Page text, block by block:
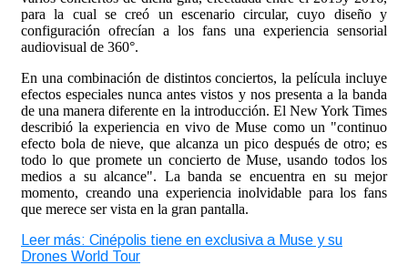
para la cual se creó un escenario circular, cuyo diseño y
configuración ofrecían a los fans una experiencia sensorial
audiovisual de 360°.
En una combinación de distintos conciertos, la película incluye
efectos especiales nunca antes vistos y nos presenta a la banda
de una manera diferente en la introducción. El New York Times
describió la experiencia en vivo de Muse como un "continuo
efecto bola de nieve, que alcanza un pico después de otro; es
todo lo que promete un concierto de Muse, usando todos los
medios a su alcance". La banda se encuentra en su mejor
momento, creando una experiencia inolvidable para los fans
que merece ser vista en la gran pantalla.
Leer más: Cinépolis tiene en exclusiva a Muse y su
Drones World Tour